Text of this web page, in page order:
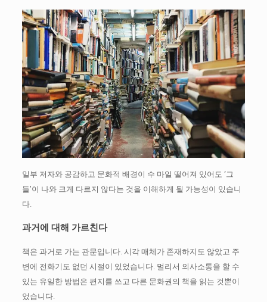
일부 저자와 공감하고 문화적 배경이 수 마일 떨어져 있어도 ‘그
들’이 나와 크게 다르지 않다는 것을 이해하게 될 가능성이 있습니
다.
과거에 대해 가르친다
책은 과거로 가는 관문입니다. 시각 매체가 존재하지도 않았고 주
변에 전화기도 없던 시절이 있었습니다. 멀리서 의사소통을 할 수
있는 유일한 방법은 편지를 쓰고 다른 문화권의 책을 읽는 것뿐이
었습니다.